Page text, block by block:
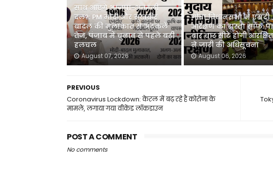
साथ आएंगे भाजपा-अकाली
दल?: PM मोदी और सुखबीर
बादल की मुलाकात से अटकलें
तेज, पंजाब में चुनाव से पहले बढ़ी
हलचल
August 07, 2026
गोवा विधानसभा में एसटी
आरक्षण का रास्ता साफ:
बार चार सीटें होंगी
ने जारी की अधिसूचना
August 06, 2026
PREVIOUS
Coronavirus Lockdown: केरल में बढ़ रहे हैं कोरोना के
मामले, लगाया गया वीकेंड लॉकडाउन
POST A COMMENT
No comments